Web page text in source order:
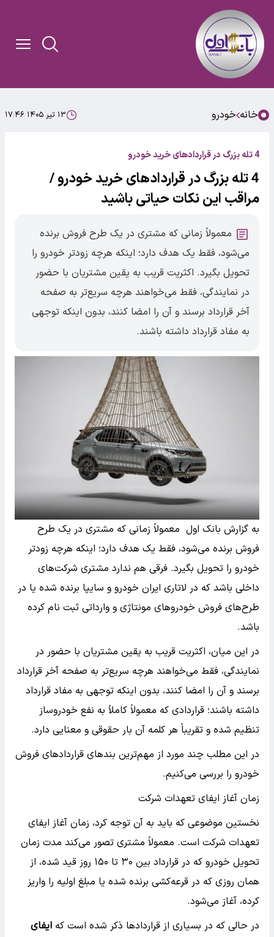
خانه خودرو ۱۳ تیر ۱۴۰۵ ۱۷:۴۶
4 تله بزرگ در قراردادهای خرید خودرو
4 تله بزرگ در قراردادهای خرید خودرو /
مراقب این نکات حیاتی باشید
معمولاً زمانی که مشتری در یک طرح فروش برنده
می‌شود، فقط یک هدف دارد؛ اینکه هرچه زودتر خودرو را
تحویل بگیرد. اکثریت قریب به یقین مشتریان با حضور
در نمایندگی، فقط می‌خواهند هرچه سریع‌تر به صفحه
آخر قرارداد برسند و آن را امضا کنند، بدون اینکه توجهی
به مفاد قرارداد داشته باشند.
به گزارش بانک اول معمولاً زمانی که مشتری در یک طرح
فروش برنده می‌شود، فقط یک هدف دارد؛ اینکه هرچه زودتر
خودرو را تحویل بگیرد. فرقی هم ندارد مشتری شرکت‌های
داخلی باشد که در لاتاری ایران خودرو و سایپا برنده شده یا در
طرح‌های فروش خودروهای مونتاژی و وارداتی ثبت نام کرده
باشد.
در این میان، اکثریت قریب به یقین مشتریان با حضور در
نمایندگی، فقط می‌خواهند هرچه سریع‌تر به صفحه آخر قرارداد
برسند و آن را امضا کنند، بدون اینکه توجهی به مفاد قرارداد
داشته باشند؛ قراردادی که معمولاً کاملاً به نفع خودروساز
تنظیم شده و تقریباً هر کلمه آن بار حقوقی و معنایی دارد.
در این مطلب چند مورد از مهم‌ترین بندهای قراردادهای فروش
خودرو را بررسی می‌کنیم.
زمان آغاز ایفای تعهدات شرکت
نخستین موضوعی که باید به آن توجه کرد، زمان آغاز ایفای
تعهدات شرکت است. معمولاً مشتری تصور می‌کند مدت زمان
تحویل خودرو که در قرارداد بین ۳۰ تا ۱۵۰ روز قید شده، از
همان روزی که در قرعه‌کشی برنده شده یا مبلغ اولیه را واریز
کرده، آغاز می‌شود.
در حالی که در بسیاری از قراردادها ذکر شده است که ایفای